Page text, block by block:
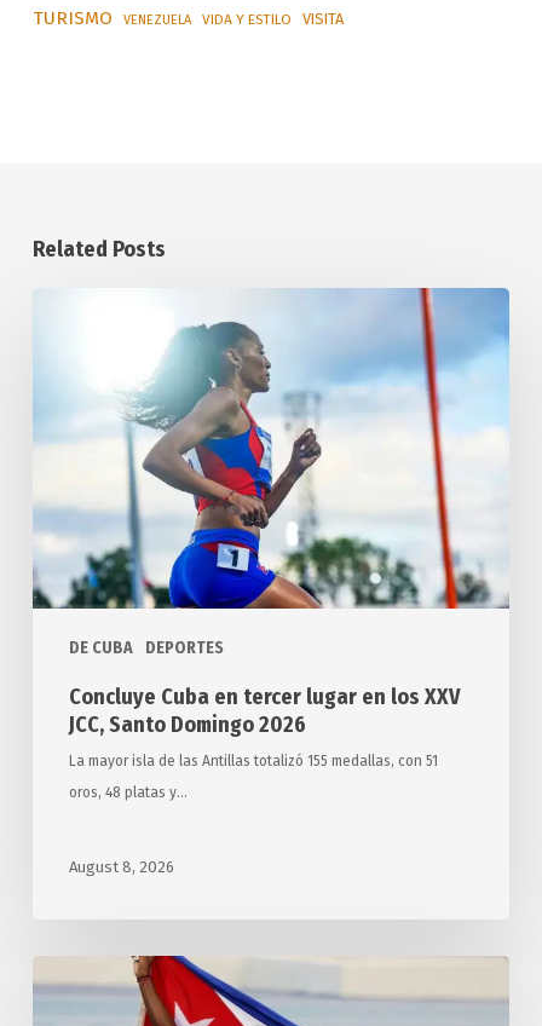
TURISMO VENEZUELA VIDA Y ESTILO VISITA
Related Posts
DE CUBA DEPORTES
JCC,
Santo
Concluye Cuba en tercer lugar en los XXV
JCC, Santo Domingo 2026
La mayor isla de las Antillas totalizó 155 medallas, con 51
oros, 48 platas y…
August 8, 2026